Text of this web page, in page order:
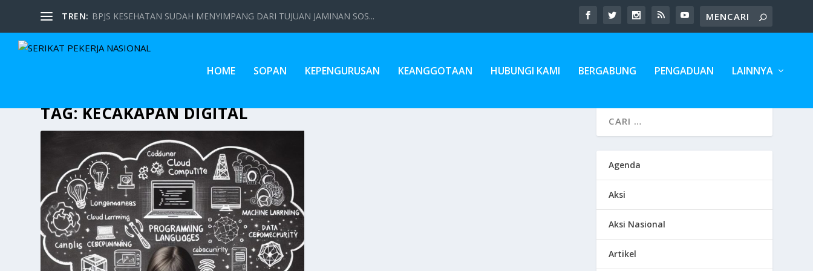
TREN: BPJS KESEHATAN SUDAH MENYIMPANG DARI TUJUAN JAMINAN SOS...
HOME SOPAN KEPENGURUSAN KEANGGOTAAN HUBUNGI KAMI BERGABUNG PENGADUAN LAINNYA
TAG:KECAKAPAN DIGITAL
Agenda
Aksi
Aksi Nasional
Artikel